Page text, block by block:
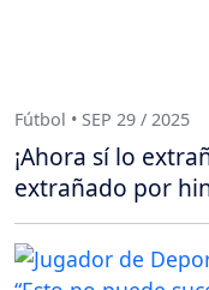
Fútbol • SEP 29 / 2025
¡Ahora sí lo
extrañado por